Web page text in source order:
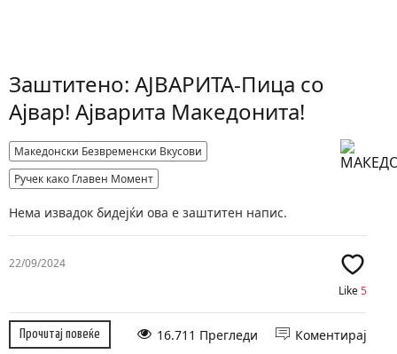
Заштитено: АЈВАРИТА-Пица со
Ајвар! Ајварита Македонита!
Македонски Безвременски Вкусови
Ручек како Главен Момент
Нема извадок бидејќи ова е заштитен напис.
22/09/2024
Like5
Прочитај повеќе Коментирај
16.711 Прегледи